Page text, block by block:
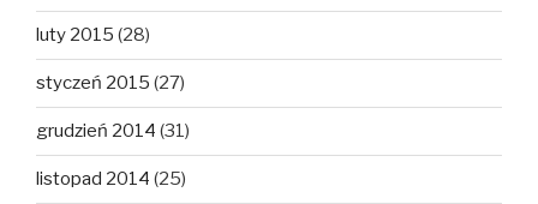
luty 2015 (28)
styczeń 2015 (27)
grudzień 2014 (31)
listopad 2014 (25)